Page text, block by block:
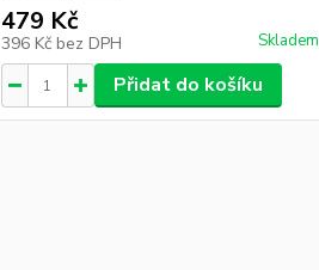
479 Kč
396 Kč bez DPH Skladem
Přidat do košíku